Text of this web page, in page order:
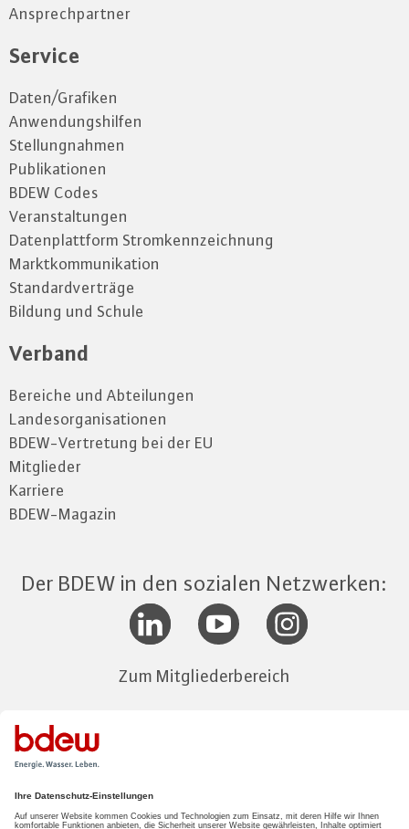
Ansprechpartner
Service
Daten/Grafiken
Anwendungshilfen
Stellungnahmen
Publikationen
BDEW Codes
Veranstaltungen
Datenplattform Stromkennzeichnung
Marktkommunikation
Standardverträge
Bildung und Schule
Verband
Bereiche und Abteilungen
Landesorganisationen
BDEW-Vertretung bei der EU
Mitglieder
Karriere
BDEW-Magazin
Der BDEW in den sozialen Netzwerken:
Zum Mitgliederbereich